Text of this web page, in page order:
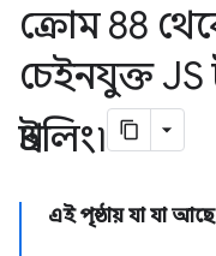
ক্রোম 88
চেইনযুক্ত
থ্রটলিং৷
এই পৃষ্ঠায় যা যা আছে